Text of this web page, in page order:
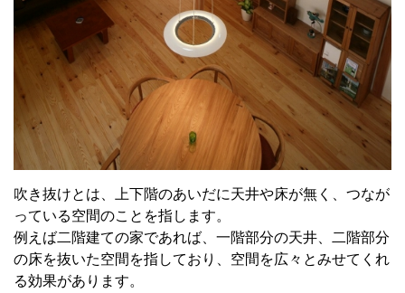
吹き抜けとは、上下階のあいだに天井や床が無く、つなが
っている空間のことを指します。
例えば二階建ての家であれば、一階部分の天井、二階部分
の床を抜いた空間を指しており、空間を広々とみせてくれ
る効果があります。